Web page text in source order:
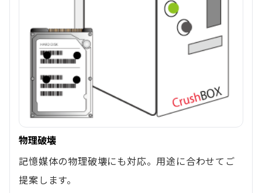
物理破壊
記憶媒体の物理破壊にも対応。用途に合わせてご
提案します。